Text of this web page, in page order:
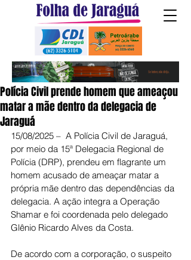
Polícia Civil prende homem que ameaçou
matar a mãe dentro da delegacia de
Jaraguá
15/08/2025 –  A Polícia Civil de Jaraguá,
por meio da 15ª Delegacia Regional de
Polícia (DRP), prendeu em flagrante um
homem acusado de ameaçar matar a
própria mãe dentro das dependências da
delegacia. A ação integra a Operação
Shamar e foi coordenada pelo delegado
Glênio Ricardo Alves da Costa.
De acordo com a corporação, o suspeito